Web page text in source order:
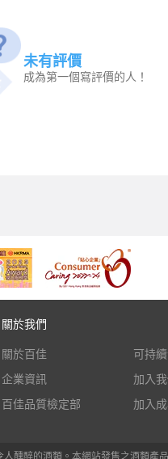
未有評價
成為第一個寫評價的人！
關於我們
關於百佳
企業資訊
百佳品質檢定部
可持
加入
加入
醺醉的酒類。本網站發售之酒類產